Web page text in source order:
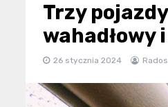
Trzy
wahadłowy
26 stycznia 2024